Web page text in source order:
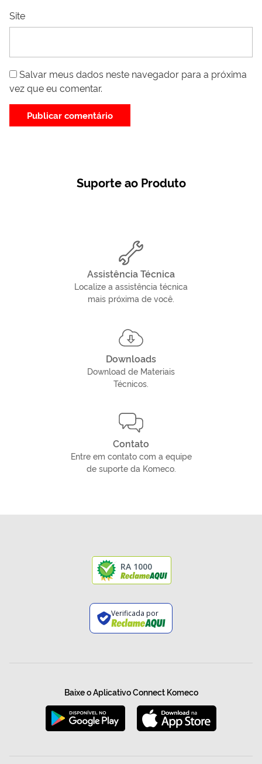
Site
Salvar meus dados neste navegador para a próxima
vez que eu comentar.
Suporte ao Produto
Assistência Técnica
Localize a assistência técnica
mais próxima de você.
Downloads
Download de Materiais
Técnicos.
Contato
Entre em contato com a equipe
de suporte da Komeco.
RA 1000
Verificada por
Baixe o Aplicativo Connect Komeco